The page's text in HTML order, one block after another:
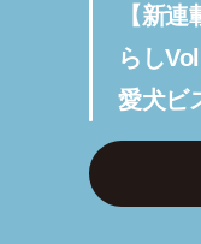
【新
らし
愛犬ビ